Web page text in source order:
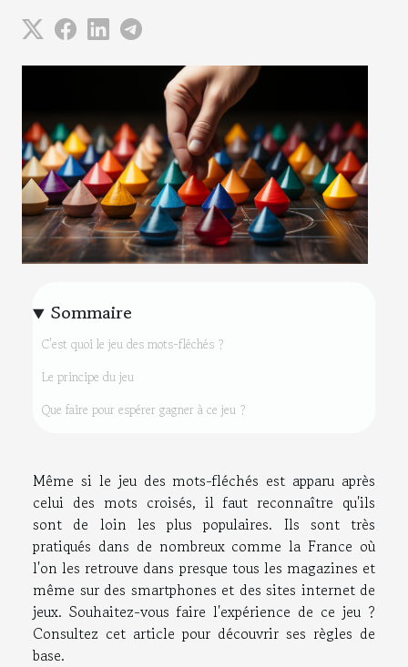
Sommaire
C'est quoi le jeu des mots-fléchés ?
Le principe du jeu
Que faire pour espérer gagner à ce jeu ?
Même si le jeu des mots-fléchés est apparu après
celui des mots croisés, il faut reconnaître qu'ils
sont de loin les plus populaires. Ils sont très
pratiqués dans de nombreux comme la France où
l'on les retrouve dans presque tous les magazines et
même sur des smartphones et des sites internet de
jeux. Souhaitez-vous faire l'expérience de ce jeu ?
Consultez cet article pour découvrir ses règles de
base.